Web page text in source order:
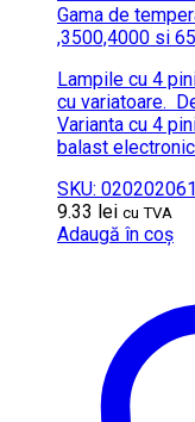
Gama de
,3500,4000 si
Lampile cu 4
cu variatoare.
Varianta cu 4
balast
SKU:
9.33 lei cu TVA
Adaugă în coș